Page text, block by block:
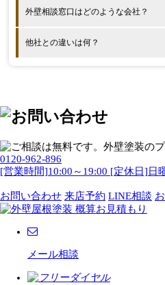
外壁相談窓口はどのような会社？
他社との違いは何？
0120-962-896
[営業時間]10:00～19:00 [定休日]日
お問い合わせ 来店予約 LINE相談
メール相談